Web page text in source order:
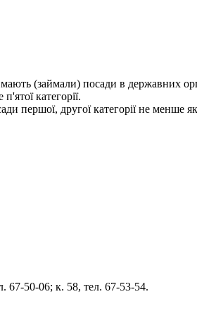
(займали) посади в державних
категорії.
першої, другої категорії не менше
67-50-06; к. 58, тел. 67-53-54.